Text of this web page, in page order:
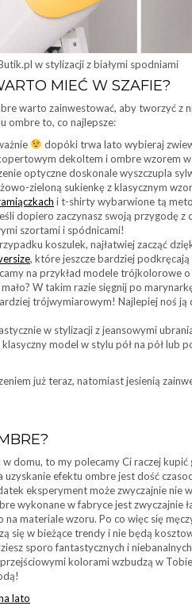
w stylizacji z białymi spodniami
MIEĆ W SZAFIE?
warto zainwestować, aby tworzyć z
ombre to, co najlepsze:
dopóki trwa lato wybieraj
dekoltem i ombre wzorem
optyczne doskonale wyszczupla
zieloną sukienkę z klasycznym
i t-shirty wybarwione tą
dopiero zaczynasz swoją przygodę
szortami i spódnicami!
koszulek, najłatwiej zacząć
, które jeszcze bardziej
na przykład modele trójkolorowe
W takim razie sięgnij po
trójwymiarowym! Najlepiej noś ją
w stylizacji z jeansowymi
model w stylu pół na pół lub
już teraz, natomiast jesienią
domu, to my polecamy Ci raczej
efektu ombre jest dość
eksperyment może zwyczajnie nie
wykonane w fabryce jest zwyczajnie
materiale wzoru. Po co więc się
się w bieżące trendy i nie będą
sporo fantastycznych i
kolorami wzbudzą w
lato